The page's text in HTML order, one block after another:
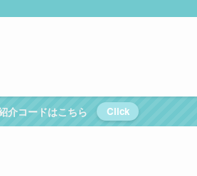
介コードはこちら Click